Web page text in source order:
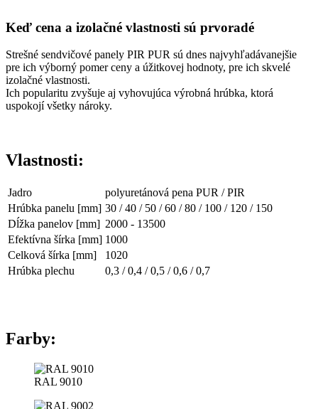
Keď cena a izolačné vlastnosti sú prvoradé
Strešné sendvičové panely PIR PUR sú dnes najvyhľadávanejšie
pre ich výborný pomer ceny a úžitkovej hodnoty, pre ich skvelé
izolačné vlastnosti.
Ich popularitu zvyšuje aj vyhovujúca výrobná hrúbka, ktorá
uspokojí všetky nároky.
Vlastnosti:
Jadro
polyuretánová pena PUR / PIR
Hrúbka panelu [mm] 30 / 40 / 50 / 60 / 80 / 100 / 120 / 150
Dĺžka panelov [mm] 2000 - 13500
Efektívna šírka [mm] 1000
Celková šírka [mm]
1020
Hrúbka plechu
0,3 / 0,4 / 0,5 / 0,6 / 0,7
Farby:
RAL 9010